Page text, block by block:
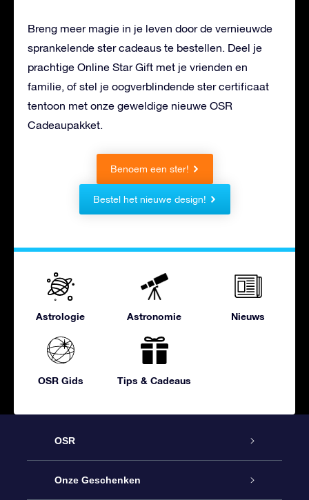
Breng meer magie in je leven door de vernieuwde
sprankelende ster cadeaus te bestellen. Deel je
prachtige Online Star Gift met je vrienden en
familie, of stel je oogverblindende ster certificaat
tentoon met onze geweldige nieuwe OSR
Cadeaupakket.
Benoem een ster!
Bestel het nieuwe design!
Astrologie Astronomie Nieuws
OSR Gids Tips & Cadeaus
OSR
Service
Onze Geschenken